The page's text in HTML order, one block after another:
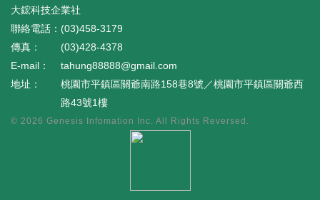
大鋐科技企業社
(03)458-3179
(03)428-4378
tahung88888@gmail.com
桃園市平鎮區關爺南路158巷8號／桃園市平鎮區關爺西
路43號1樓
© 2026 Genesis Infomation Inc. All Rights Reversed.